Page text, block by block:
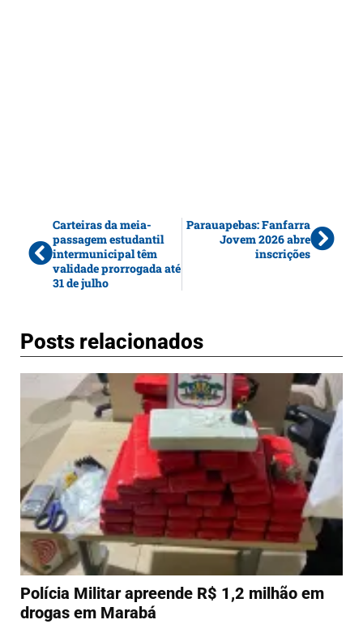
Carteiras da meia-
passagem estudantil
intermunicipal têm
validade prorrogada até
31 de julho
Parauapebas: Fanfarra
Jovem 2026 abre
inscrições
Posts relacionados
Polícia Militar apreende R$ 1,2 milhão em
drogas em Marabá